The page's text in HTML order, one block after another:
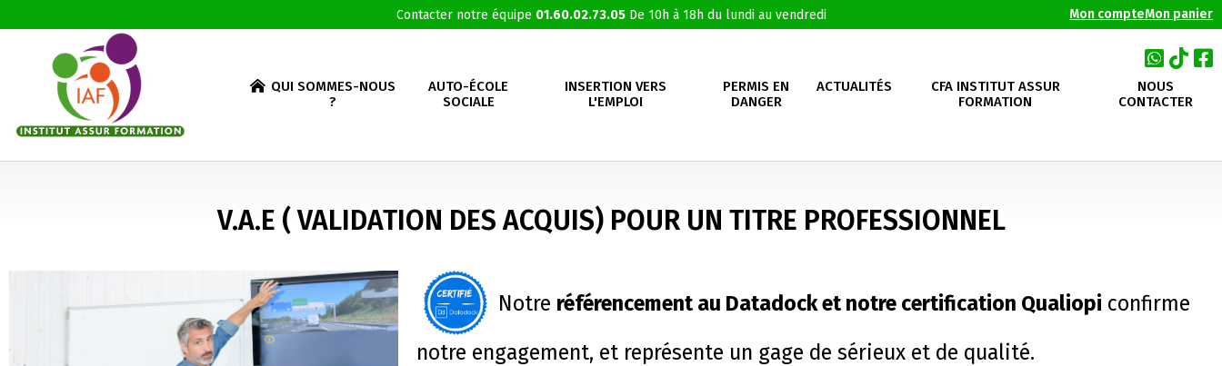
Contacter notre équipe 01.60.02.73.05 De 10h à 18h du lundi au vendredi Mon compteMon panier
QUI SOMMES-NOUS
?
AUTO-ÉCOLE
SOCIALE
INSERTION VERS
L'EMPLOI
PERMIS EN
DANGER
ACTUALITÉS
CFA INSTITUT ASSUR
FORMATION
NOUS
CONTACTER
V.A.E ( VALIDATION DES ACQUIS) POUR UN TITRE PROFESSIONNEL
Notre référencement au Datadock et notre certification Qualiopi confirme
notre engagement, et représente un gage de sérieux et de qualité.